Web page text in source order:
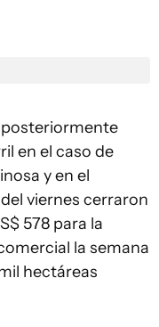
en el caso de
y en el
viernes cerraron
578 para la
la semana
hectáreas